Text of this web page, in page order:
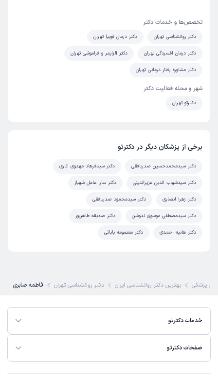
تخصص‌ها و خدمات دکتر
دکتر روانشناسی تهران دکتر درمان فوبیا تهران
دکتر درمان افسردگی تهران دکتر آلزایمر و فراموشی تهران
دکتر مشاوره رفتار درمانی تهران
شهر و محله فعالیت دکتر
دکترتو تهران
برخی از پزشکان دیگر در دکترتو
دکتر سیدمحمدحسین صدربافقی دکتر سیدفرهاد مهدوی اناری
دکتر سیدشهاب الدین عزیزالدینی دکتر سارا عامل شهباز
دکتر زهرا انصاری دکتر سیدمحمود صدربافقی
دکتر سیدمصطفی موسوی ندوشن دکتر صدیقه طاهرپور
دکتر هانیه احمدی دکتر معصومه بابائی
پزشکی بهترین دکتر روانشناسی ایران دکتر روانشناسی تهران فاطمه صابری
خدمات دکترتو
صفحات دکترتو